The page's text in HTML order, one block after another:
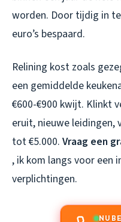
worden. Door tijdig in
euro’s bespaard.
Relining kost zoals
een gemiddelde
€600-€900 kwijt. Klinkt
eruit, nieuwe leidingen,
tot €5.000. Vraag een
, ik kom langs voor een
verplichtingen.
NU